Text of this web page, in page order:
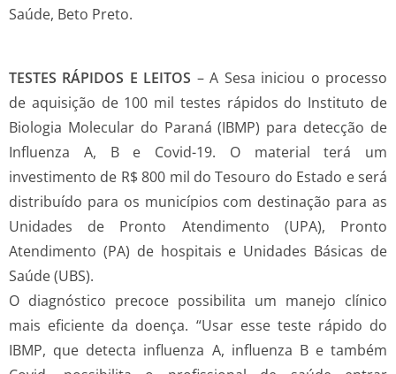
Saúde, Beto Preto.
TESTES RÁPIDOS E LEITOS – A Sesa iniciou o processo
de aquisição de 100 mil testes rápidos do Instituto de
Biologia Molecular do Paraná (IBMP) para detecção de
Influenza A, B e Covid-19. O material terá um
investimento de R$ 800 mil do Tesouro do Estado e será
distribuído para os municípios com destinação para as
Unidades de Pronto Atendimento (UPA), Pronto
Atendimento (PA) de hospitais e Unidades Básicas de
Saúde (UBS).
O diagnóstico precoce possibilita um manejo clínico
mais eficiente da doença. “Usar esse teste rápido do
IBMP, que detecta influenza A, influenza B e também